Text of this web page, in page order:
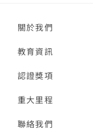
關於我們
教育資訊
認證獎項
重大里程
聯絡我們